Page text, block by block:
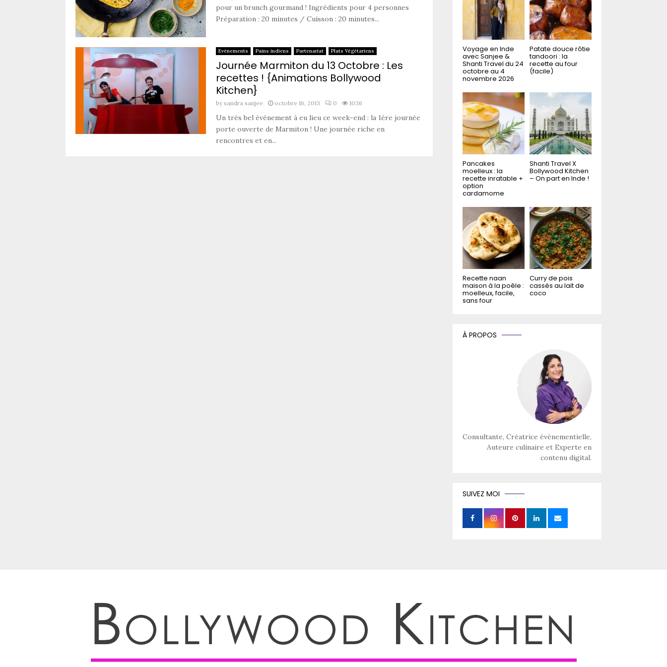
pour un brunch gourmand ! Ingrédients pour 4 personnes
Préparation : 20 minutes / Cuisson : 20 minutes...
Evènements Pains indiens Partenariat Plats Végétariens
Journée Marmiton du 13 Octobre : Les
recettes ! {Animations Bollywood
Kitchen}
by sandra sanjee octobre 16, 2013 0 1036
Un très bel événement à eu lieu ce week-end : la 1ère journée
porte ouverte de Marmiton ! Une journée riche en
rencontres et en...
:
R
C
H
Voyage en Inde
avec Sanjee &
Shanti Travel du 24
octobre au 4
novembre 2026
Patate douce rôtie
tandoori : la
recette au four
(facile)
Pancakes
moelleux : la
recette inratable +
option
cardamome
Shanti Travel X
Bollywood Kitchen
– On part en Inde !
Recette naan
maison à la poêle :
moelleux, facile,
sans four
Curry de pois
cassés au lait de
coco
À PROPOS
Consultante, Créatrice évènementielle,
Auteure culinaire et Experte en
contenu digital.
SUIVEZ MOI